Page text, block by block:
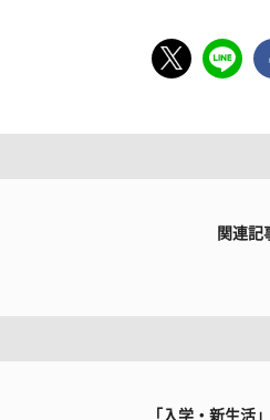
関連記
「入学・新生活